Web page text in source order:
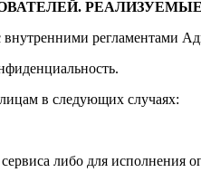
регламентами
в следующих случаях:
либо для исполнения